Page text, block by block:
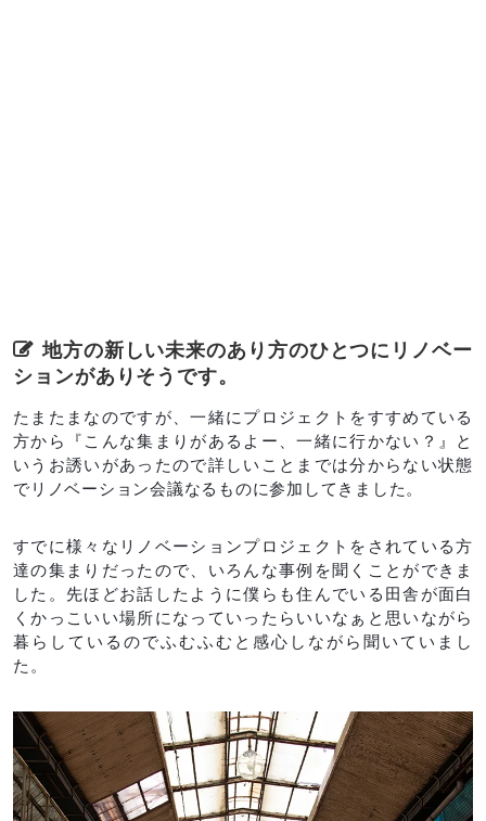
地方の新しい未来のあり方のひとつにリノベー
ションがありそうです。
たまたまなのですが、一緒にプロジェクトをすすめている
方から『こんな集まりがあるよー、一緒に行かない？』と
いうお誘いがあったので詳しいことまでは分からない状態
でリノベーション会議なるものに参加してきました。
すでに様々なリノベーションプロジェクトをされている方
達の集まりだったので、いろんな事例を聞くことができま
した。先ほどお話したように僕らも住んでいる田舎が面白
くかっこいい場所になっていったらいいなぁと思いながら
暮らしているのでふむふむと感心しながら聞いていまし
た。